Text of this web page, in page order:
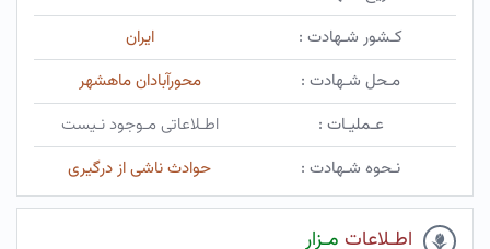
کـشور شـهادت :
ایران
مـحل شـهادت :
محورآبادان ماهشهر
عـملیـات :
اطـلاعاتی مـوجود نـیست
نـحوه شـهادت :
حوادث ناشی از درگیری
اطـلاعات مـزار